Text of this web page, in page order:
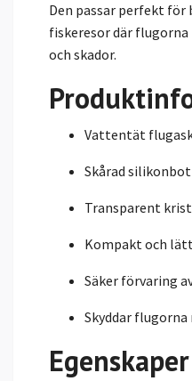
Den passar perfekt för
fiskeresor där flugorna
och skador.
Vattentät
Skårad
Transparent
Kompakt och
Säker förvaring
Skyddar
Egenskaper